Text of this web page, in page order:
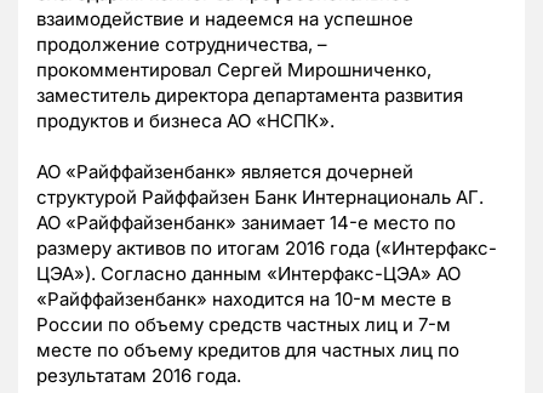
взаимодействие и надеемся на успешное
продолжение сотрудничества, –
прокомментировал Сергей Мирошниченко,
заместитель директора департамента развития
продуктов и бизнеса АО «НСПК».
АО «Райффайзенбанк» является дочерней
структурой Райффайзен Банк Интернациональ АГ.
АО «Райффайзенбанк» занимает 14-е место по
размеру активов по итогам 2016 года («Интерфакс-
ЦЭА»). Согласно данным «Интерфакс-ЦЭА» АО
«Райффайзенбанк» находится на 10-м месте в
России по объему средств частных лиц и 7-м
месте по объему кредитов для частных лиц по
результатам 2016 года.